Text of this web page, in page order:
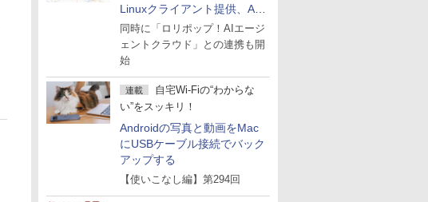
Linuxクライアント提供、AI
エージェントの接続が容易に
同時に「ロリポップ！AIエージ
ェントクラウド」との連携も開
始
連載
自宅Wi-Fiの“わからな
い”をスッキリ！
Androidの写真と動画をMac
にUSBケーブル接続でバック
アップする
【使いこなし編】第294回